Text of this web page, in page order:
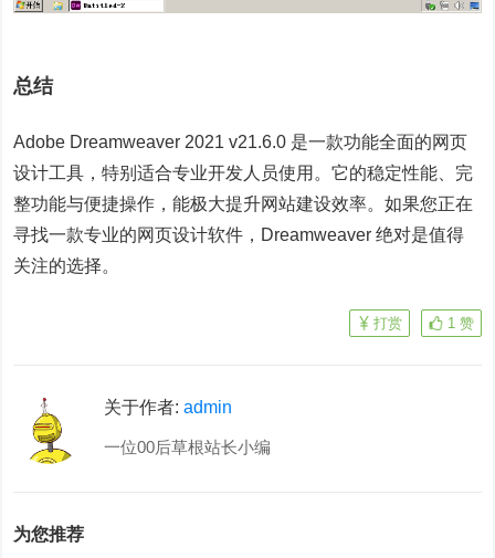
总结
Adobe Dreamweaver 2021 v21.6.0 是一款功能全面的网页
设计工具，特别适合专业开发人员使用。它的稳定性能、完
整功能与便捷操作，能极大提升网站建设效率。如果您正在
寻找一款专业的网页设计软件，Dreamweaver 绝对是值得
关注的选择。
1 赞
打赏
关于作者:admin
一位00后草根站长小编
为您推荐